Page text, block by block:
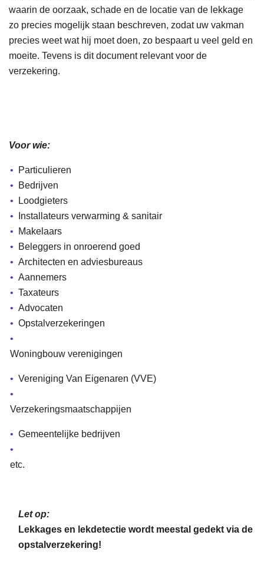
waarin de oorzaak, schade en de locatie van de lekkage
zo precies mogelijk staan beschreven, zodat uw vakman
precies weet wat hij moet doen, zo bespaart u veel geld en
moeite. Tevens is dit document relevant voor de
verzekering.
Voor wie:
Particulieren
Bedrijven
Loodgieters
Installateurs verwarming & sanitair
Makelaars
Beleggers in onroerend goed
Architecten en adviesbureaus
Aannemers
Taxateurs
Advocaten
Opstalverzekeringen
Woningbouw verenigingen
Vereniging Van Eigenaren (VVE)
Verzekeringsmaatschappijen
Gemeentelijke bedrijven
etc.
Let op:
Lekkages en lekdetectie wordt meestal gedekt via de
opstalverzekering!